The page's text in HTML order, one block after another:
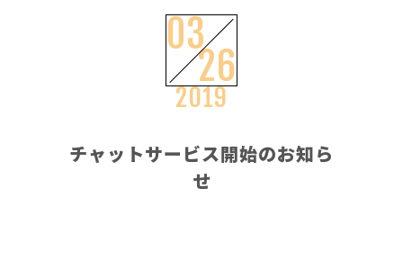
03
26
2019
チャットサービス開始のお知ら
せ